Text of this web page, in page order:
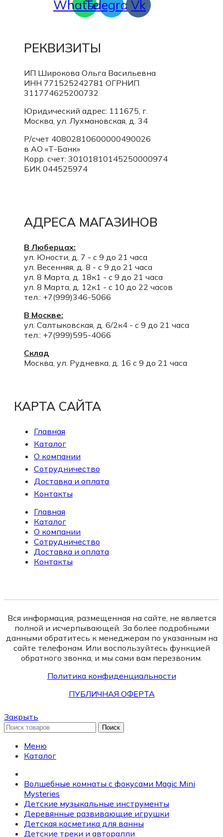
Whatsapp
TelegramVk
РЕКВИЗИТЫ
ИП Широкова Ольга Васильевна
ИНН 771525242781 ОГРНИП
311774625200732
Юридический адрес: 111675, г.
Москва, ул. Лухмановская, д. 34
Р/счет 40802810600000490026
в АО «Т-Банк»
Корр. счет: 30101810145250000974
БИК 044525974
АДРЕСА МАГАЗИНОВ
В Люберцах:
ул. Юности, д. 7 - с 9 до 21 часа
ул. Весенняя, д. 8 - с 9 до 21 часа
ул. 8 Марта, д. 18к1 - с 9 до 21 часа
ул. 8 Марта, д. 12к1 - с 10 до 22 часов
тел.: +7(999)346-5066
В Москве:
ул. Салтыковская, д. 6/2к4 - с 9 до 21 часа
тел.: +7(999)595-4066
Склад
Москва, ул. Рудневка, д. 16 с 9 до 21 часа
КАРТА САЙТА
Главная
Каталог
О компании
Сотрудничество
Доставка и оплата
Контакты
Главная
Каталог
О компании
Сотрудничество
Доставка и оплата
Контакты
Вся информация, размещенная на сайте, не является
полной и исчерпывающей. За более подробными
данными обратитесь к менеджерам по указанным на
сайте телефонам. Или воспользуйтесь функцией
обратного звонка, и мы сами вам перезвоним.
Политика конфиденциальности
ПУБЛИЧНАЯ ОФЕРТА
Закрыть
Поиск
Меню
Каталог
Волшебные комнаты с фокусами Magic Mini
Mysteries
Детские музыкальные инструменты
Деревянные развивающие игрушки
Детская косметика для ванны
Детские треки и авторалли